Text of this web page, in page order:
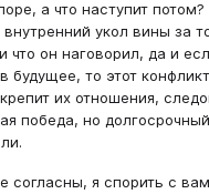
а что наступит
внутренний укол вины за
что он наговорил, да и
будущее, то этот
их отношения,
победа, но
согласны, я спорить с